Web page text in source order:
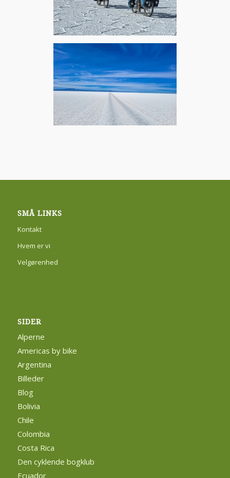
SMÅ LINKS
Kontakt
Hvem er vi
Velgørenhed
SIDER
Alperne
Americas by bike
Argentina
Billeder
Blog
Bolivia
Chile
Colombia
Costa Rica
Den cyklende bogklub
Ecuador